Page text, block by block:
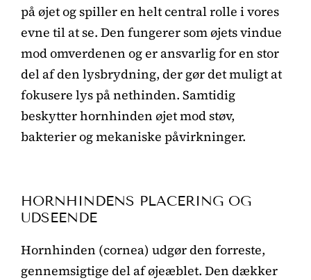
på øjet og spiller en helt central rolle i vores
evne til at se. Den fungerer som øjets vindue
mod omverdenen og er ansvarlig for en stor
del af den lysbrydning, der gør det muligt at
fokusere lys på nethinden. Samtidig
beskytter hornhinden øjet mod støv,
bakterier og mekaniske påvirkninger.
HORNHINDENS PLACERING OG
UDSEENDE
Hornhinden (cornea) udgør den forreste,
gennemsigtige del af øjeæblet. Den dækker